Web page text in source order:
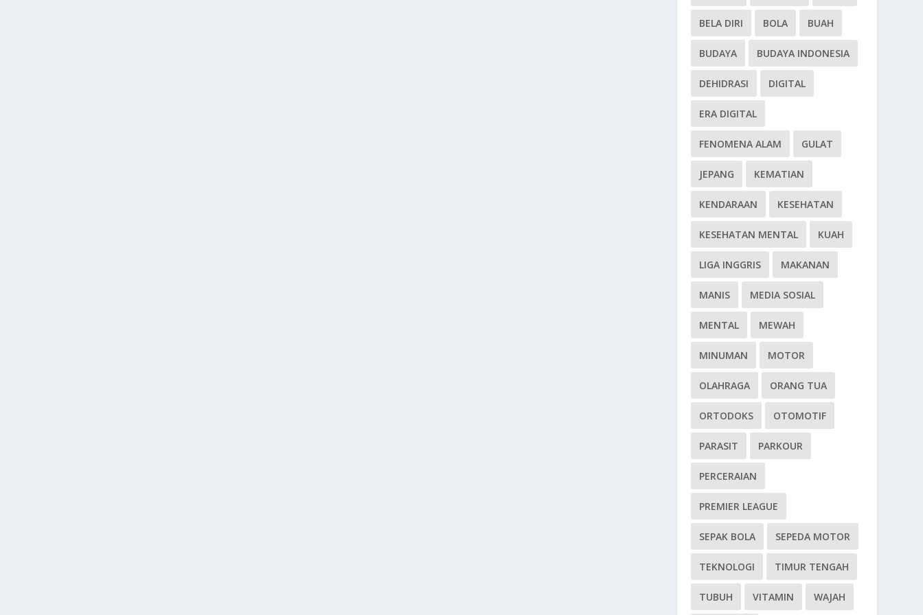
BELA DIRI BOLA BUAH
BUDAYA BUDAYA INDONESIA
DEHIDRASI DIGITAL
ERA DIGITAL
FENOMENA ALAM GULAT
JEPANG KEMATIAN
KENDARAAN KESEHATAN
KESEHATAN MENTAL KUAH
LIGA INGGRIS MAKANAN
MANIS MEDIA SOSIAL
MENTAL MEWAH
MINUMAN MOTOR
OLAHRAGA ORANG TUA
ORTODOKS OTOMOTIF
PARASIT PARKOUR
PERCERAIAN
PREMIER LEAGUE
SEPAK BOLA SEPEDA MOTOR
TEKNOLOGI TIMUR TENGAH
TUBUH VITAMIN WAJAH